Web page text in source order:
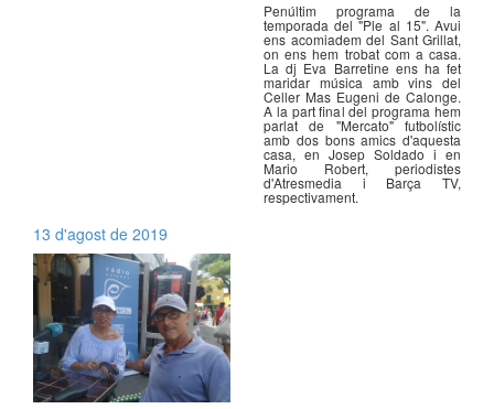
Penúltim programa de la
temporada del "Ple al 15". Avui
ens acomiadem del Sant Grillat,
on ens hem trobat com a casa.
La dj Eva Barretine ens ha fet
maridar música amb vins del
Celler Mas Eugeni de Calonge.
A la part final del programa hem
parlat de "Mercato" futbolístic
amb dos bons amics d'aquesta
casa, en Josep Soldado i en
Mario Robert, periodistes
d'Atresmedia i Barça TV,
respectivament.
13 d'agost de 2019